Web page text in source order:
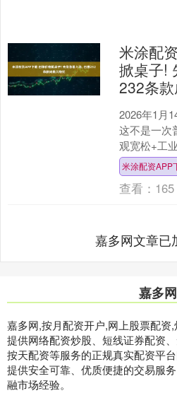
米涂配
掀桌子!
232条
2026年1月
这不是一次
观宽松+工
重红利共振
旗将三个....
米涂配资APP
查看： 165
嘉多网文章已
嘉多网
嘉多网,按月配资开户,网上股票配
提供网络配资炒股、短线证券配资
按天配资等服务的正规真实配资平
提供安全可靠、优质便捷的交易服
融市场经验。